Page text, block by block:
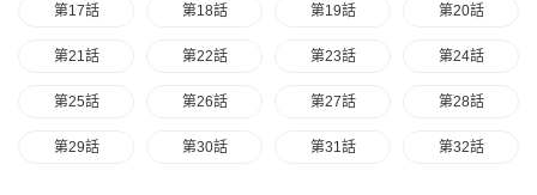
第17話 第18話 第19話 第20話
第21話 第22話 第23話 第24話
第25話 第26話 第27話 第28話
第29話 第30話 第31話 第32話